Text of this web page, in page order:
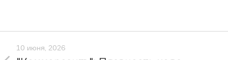
10 июня, 2026